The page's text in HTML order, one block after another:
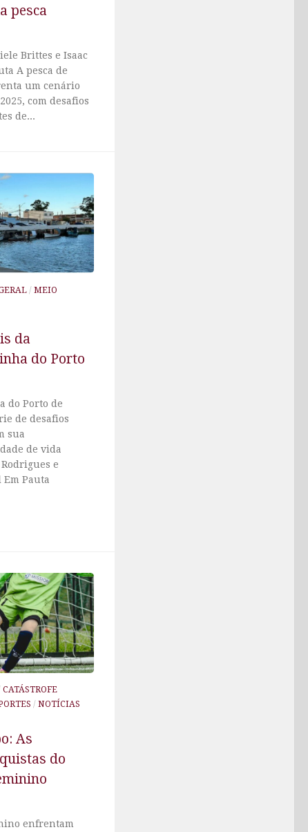
pesca
Brittes e Isaac
A pesca de
um cenário
com desafios
de...
/ MEIO
da
do Porto
do Porto de
de desafios
sua
de vida
e
Em Pauta
CATÁSTROFE
/ NOTÍCIAS
As
do
enfrentam